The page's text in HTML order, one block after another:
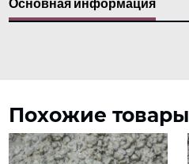
Основная информация
Похожие товары